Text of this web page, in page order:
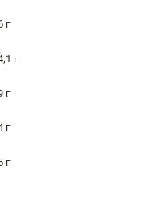
г
г
г
г
г